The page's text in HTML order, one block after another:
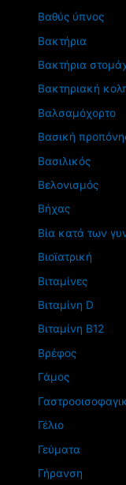
Βαθύς ύπνος
Βακτήρια
Βακτήρια
Βακτηριακή
Βαλσαμόχορτο
Βασική
Βασιλικός
Βελονισμός
Βήχας
Βία κατά των
Βιοϊατρική
Βιταμίνες
Βιταμίνη D
Βιταμίνη Β12
Βρέφος
Γάμος
Γέλιο
Γεύματα
Γήρανση